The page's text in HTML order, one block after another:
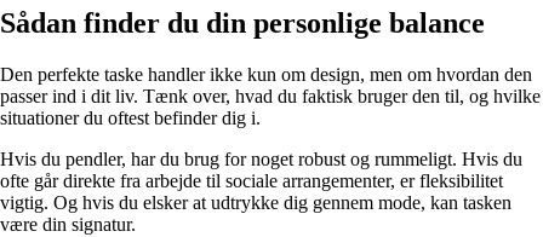
Sådan finder du din personlige balance
Den perfekte taske handler ikke kun om design, men om hvordan den
passer ind i dit liv. Tænk over, hvad du faktisk bruger den til, og hvilke
situationer du oftest befinder dig i.
Hvis du pendler, har du brug for noget robust og rummeligt. Hvis du
ofte går direkte fra arbejde til sociale arrangementer, er fleksibilitet
vigtig. Og hvis du elsker at udtrykke dig gennem mode, kan tasken
være din signatur.